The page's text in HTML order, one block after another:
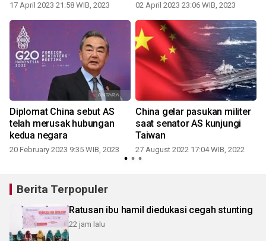
17 April 2023 21:58 WIB, 2023 02 April 2023 23:06 WIB, 2023
Diplomat China sebut AS
telah merusak hubungan
kedua negara
20 February 2023 9:35 WIB, 2023
China gelar pasukan militer
saat senator AS kunjungi
Taiwan
27 August 2022 17:04 WIB, 2022
Berita Terpopuler
Ratusan ibu hamil diedukasi cegah stunting
22 jam lalu